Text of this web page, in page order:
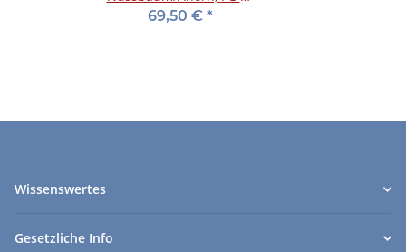
mm
69,50 € *
Wissenswertes
Gesetzliche Info